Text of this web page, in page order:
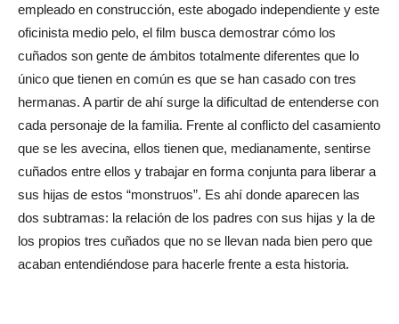
empleado en construcción, este abogado independiente y este
oficinista medio pelo, el film busca demostrar cómo los
cuñados son gente de ámbitos totalmente diferentes que lo
único que tienen en común es que se han casado con tres
hermanas. A partir de ahí surge la dificultad de entenderse con
cada personaje de la familia. Frente al conflicto del casamiento
que se les avecina, ellos tienen que, medianamente, sentirse
cuñados entre ellos y trabajar en forma conjunta para liberar a
sus hijas de estos “monstruos”. Es ahí donde aparecen las
dos subtramas: la relación de los padres con sus hijas y la de
los propios tres cuñados que no se llevan nada bien pero que
acaban entendiéndose para hacerle frente a esta historia.